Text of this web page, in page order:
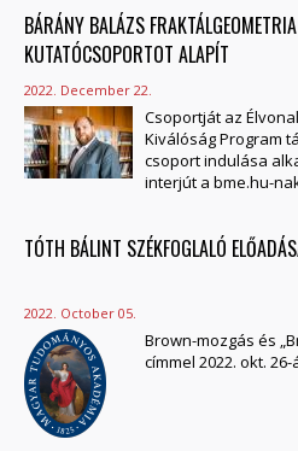
BÁRÁNY BALÁZS FRAKTÁLGEOMETRIA
KUTATÓCSOPORTOT ALAPÍT
2022. December 22.
Csoportját az
Kiválóság Program
csoport indulása
interjút a bme.hu-
TÓTH BÁLINT SZÉKFOGLALÓ
2022. October 05.
Brown-mozgás és
címmel 2022. okt. 26-
PAGES